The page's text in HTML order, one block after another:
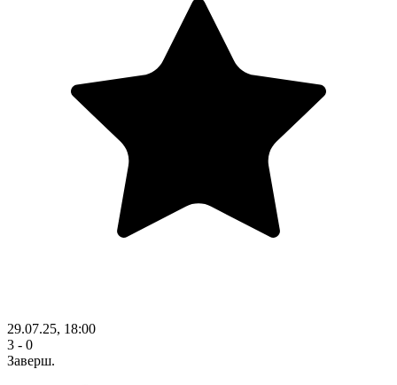
29.07.25, 18:00
3 - 0
Заверш.